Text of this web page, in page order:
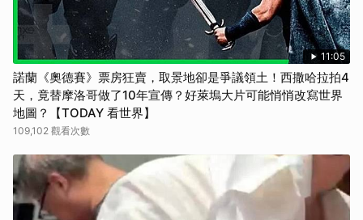
11:05
諾蘭《奧德賽》票房狂賣，取景地卻是爭議領土！西撒哈拉拍4
天，竟替摩洛哥做了10年宣傳？好萊塢大片可能悄悄改寫世界
地圖？【TODAY 看世界】
109,102 觀看次數